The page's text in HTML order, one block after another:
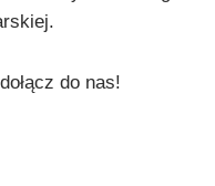
do nas!